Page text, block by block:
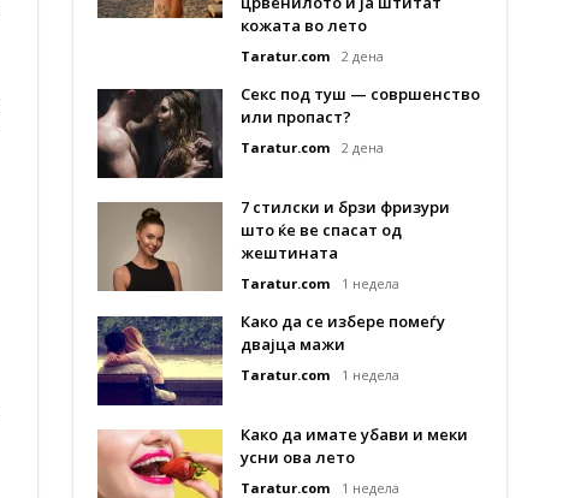
кожата во лето
Taratur.com 2 дена
Секс под туш — совршенство
или пропаст?
Taratur.com 2 дена
7 стилски и брзи фризури
што ќе ве спасат од
жештината
Taratur.com 1 недела
Како да се избере помеѓу
двајца мажи
Taratur.com 1 недела
Како да имате убави и меки
усни ова лето
Taratur.com 1 недела